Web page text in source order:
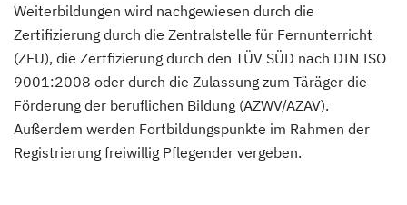
Palliative Care (Vollzeit)
Pflegefachkraft in der Palliativversorgung (Vollzeit)
Pflegehelfer/Pflegeassistent
Weiterbildungen wird nachgewiesen durch die
Zertifizierung durch die Zentralstelle für Fernunterricht
(ZFU), die Zertfizierung durch den TÜV SÜD nach DIN ISO
9001:2008 oder durch die Zulassung zum Täräger die
Förderung der beruflichen Bildung (AZWV/AZAV).
Außerdem werden Fortbildungspunkte im Rahmen der
Registrierung freiwillig Pflegender vergeben.